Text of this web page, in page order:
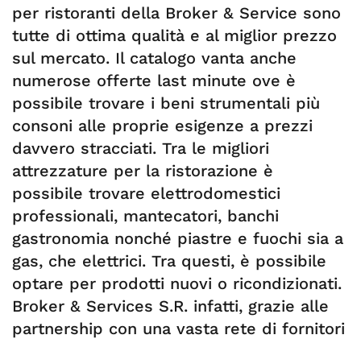
per ristoranti della Broker & Service sono
tutte di ottima qualità e al miglior prezzo
sul mercato. Il catalogo vanta anche
numerose offerte last minute ove è
possibile trovare i beni strumentali più
consoni alle proprie esigenze a prezzi
davvero stracciati. Tra le migliori
attrezzature per la ristorazione è
possibile trovare elettrodomestici
professionali, mantecatori, banchi
gastronomia nonché piastre e fuochi sia a
gas, che elettrici. Tra questi, è possibile
optare per prodotti nuovi o ricondizionati.
Broker & Services S.R. infatti, grazie alle
partnership con una vasta rete di fornitori